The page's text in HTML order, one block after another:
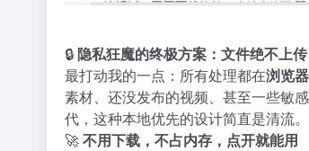
🔒 隐私狂魔的终极方案：文件绝不上传
最打动我的一点：所有处理都在浏览
素材、还没发布的视频、甚至一些敏
代，这种本地优先的设计简直是清流。
🚀不用下载，不占内存，点开就能用